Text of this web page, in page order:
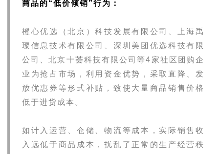
商品的“低价倾销”行为：
橙心优选（北京）科技发展有限公司、上海禹
璨信息技术有限公司、深圳美团优选科技有限
公司、北京十荟科技有限公司等4家社区团购企
业为抢占市场，利用资金优势，采取直降、发
放优惠券等形式补贴，致使大量商品销售价格
低于进货成本。
如计入运营、仓储、物流等成本，实际销售收
入远低于商品成本，扰乱了正常的生产经营秩